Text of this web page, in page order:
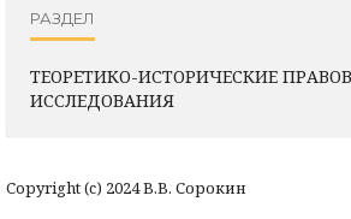
РАЗДЕЛ
ТЕОРЕТИКО-ИСТОРИЧЕСКИЕ
ИССЛЕДОВАНИЯ
Copyright (c) 2024 В.В. Сорокин